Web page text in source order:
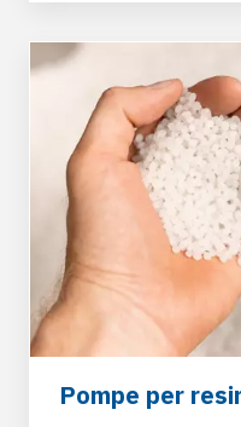
Pompe per